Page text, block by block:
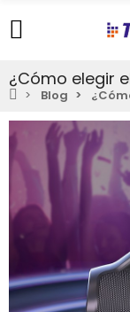
¿Cómo elegir
Blog